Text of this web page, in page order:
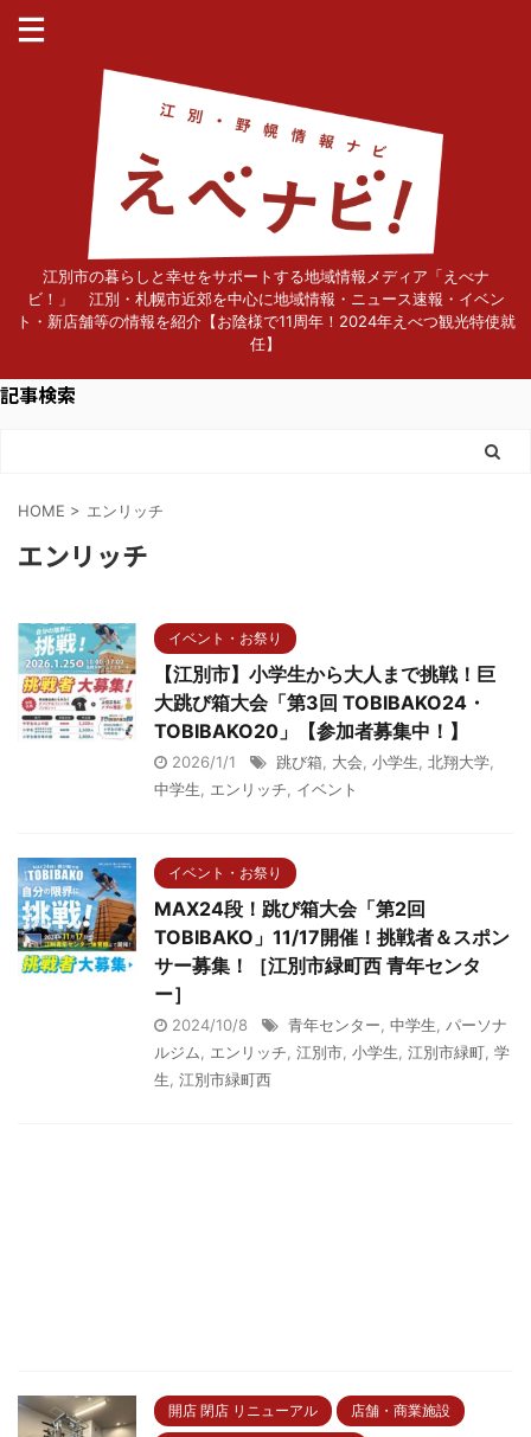
江別市の暮らしと幸せをサポートする地域情報メディア「えべナ
ビ！」 江別・札幌市近郊を中心に地域情報・ニュース速報・イベン
ト・新店舗等の情報を紹介【お陰様で11周年！2024年えべつ観光特使就
任】
記事検索
HOME > エンリッチ
エンリッチ
イベント・お祭り
【江別市】小学生から大人まで挑戦！巨
大跳び箱大会「第3回 TOBIBAKO24・
TOBIBAKO20」【参加者募集中！】
2026/1/1 跳び箱, 大会, 小学生, 北翔大学,
中学生, エンリッチ, イベント
イベント・お祭り
MAX24段！跳び箱大会「第2回
TOBIBAKO」11/17開催！挑戦者＆スポン
サー募集！［江別市緑町西 青年センタ
ー］
2024/10/8 青年センター, 中学生, パーソナ
ルジム, エンリッチ, 江別市, 小学生, 江別市緑町, 学
生, 江別市緑町西
開店 閉店 リニューアル 店舗・商業施設